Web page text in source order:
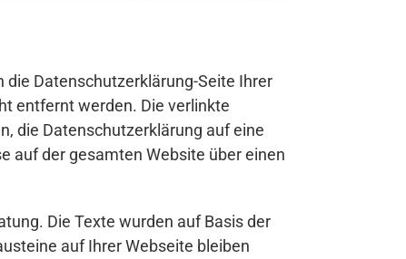
die Datenschutzerklärung-Seite Ihrer
entfernt werden. Die verlinkte
die Datenschutzerklärung auf eine
auf der gesamten Website über einen
Die Texte wurden auf Basis der
auf Ihrer Webseite bleiben